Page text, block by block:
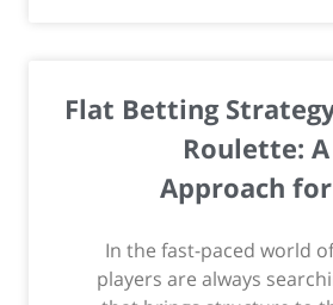
Flat Betting
Roulette:
Approach
In the fast-paced world
players are always